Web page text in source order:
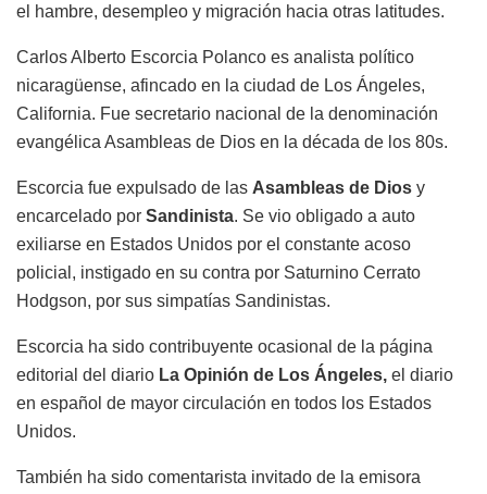
el hambre, desempleo y migración hacia otras latitudes.
Carlos Alberto Escorcia Polanco es analista político
nicaragüense, afincado en la ciudad de Los Ángeles,
California. Fue secretario nacional de la denominación
evangélica Asambleas de Dios en la década de los 80s.
Escorcia fue expulsado de las Asambleas de Dios y
encarcelado por Sandinista. Se vio obligado a auto
exiliarse en Estados Unidos por el constante acoso
policial, instigado en su contra por Saturnino Cerrato
Hodgson, por sus simpatías Sandinistas.
Escorcia ha sido contribuyente ocasional de la página
editorial del diario La Opinión de Los Ángeles, el diario
en español de mayor circulación en todos los Estados
Unidos.
También ha sido comentarista invitado de la emisora